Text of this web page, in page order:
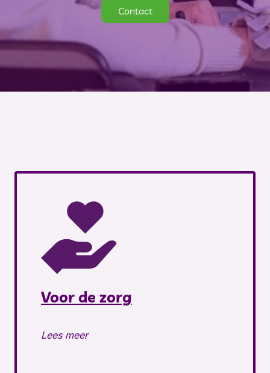
Contact
Voor de zorg
Lees meer